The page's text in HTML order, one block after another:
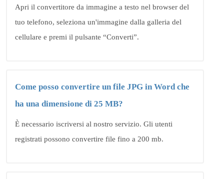
Apri il convertitore da immagine a testo nel browser del
tuo telefono, seleziona un'immagine dalla galleria del
cellulare e premi il pulsante “Converti”.
Come posso convertire un file JPG in Word che
ha una dimensione di 25 MB?
È necessario iscriversi al nostro servizio. Gli utenti
registrati possono convertire file fino a 200 mb.